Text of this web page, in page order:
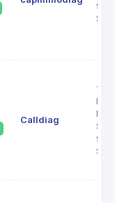
Calldiag
15